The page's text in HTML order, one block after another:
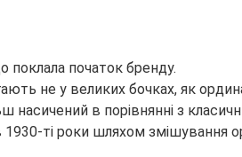
поклала початок бренду.
не у великих бочках, як
насичений в порівнянні з
ті роки шляхом змішування